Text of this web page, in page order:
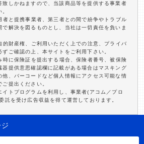
致しかねますので、当該商品等を提供する事業者
と提携事業者、第三者との間で紛争やトラブル
解決を図るものとし、当社は一切責任を負いま
財産権、ご利用いただく上での注意、プライバ
ご確認の上、本サイトをご利用下さい。
に保険証を提出する場合、保険者番号、被保険
器提供意思確認欄に記載がある場合はマスキング
他、バーコードなど個人情報にアクセス可能な情
提出ください。
トプログラムを利用し、事業者(アコム／プロ
託を受け広告収益を得て運営しております。